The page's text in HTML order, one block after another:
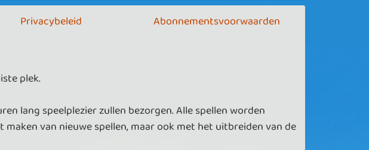
Privacybeleid Abonnementsvoorwaarden
plek.
lang speelplezier zullen bezorgen. Alle spellen worden
van nieuwe spellen, maar ook met het uitbreiden van de